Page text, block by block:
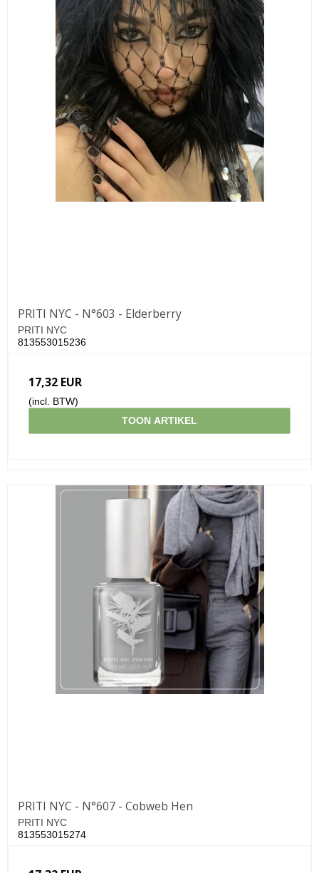
PRITI NYC - N°603 - Elderberry
PRITI NYC
813553015236
17,32 EUR
(incl. BTW)
TOON ARTIKEL
PRITI NYC - N°607 - Cobweb Hen
PRITI NYC
813553015274